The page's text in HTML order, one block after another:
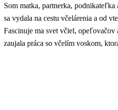
Som matka, partnerka,
sa vydala na cestu včelárenia a od
Fascinuje ma svet včiel,
zaujala práca so včelím voskom,